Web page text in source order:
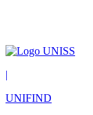
|
UNIFIND